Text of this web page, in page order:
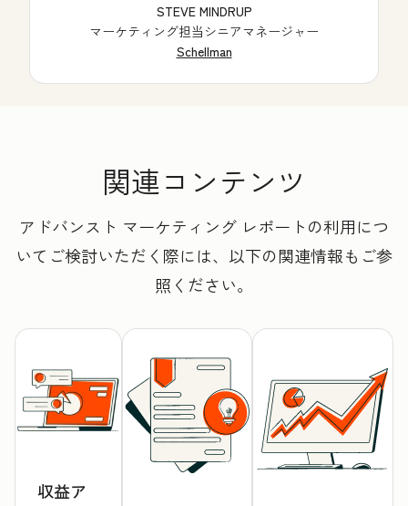
STEVE MINDRUP
マーケティング担当シニアマネージャー
Schellman
関連コンテンツ
アドバンスト マーケティング レポートの利用につ
いてご検討いただく際には、以下の関連情報もご参
照ください。
収益ア